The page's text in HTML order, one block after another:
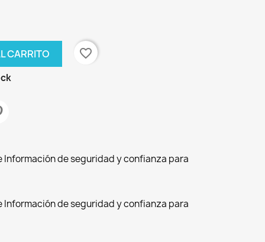
CARRITO
favorite_border
Información de seguridad y confianza para
Información de seguridad y confianza para